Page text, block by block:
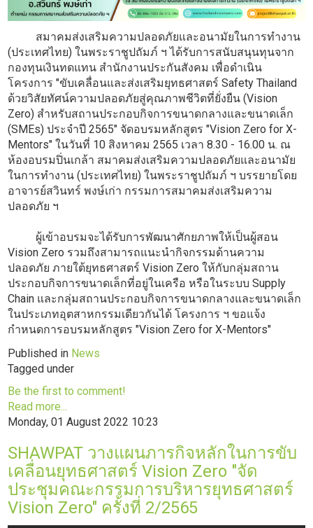
สมาคมส่งเสริมความปลอดภัยและอนามัยในการทำงาน
(ประเทศไทย) ในพระราชูปถัมภ์ ฯ ได้รับการสนับสนุนทุนจาก
กองทุนเงินทดแทน สำนักงานประกันสังคม เพื่อดำเนิน
โครงการ "ขับเคลื่อนและส่งเสริมยุทธศาสตร์ Safety Thailand
ด้วยวิสัยทัศน์ความปลอดภัยสู่คุณภาพชีวิตที่ยั่งยืน (Vision
Zero) สำหรับสถานประกอบกิจการขนาดกลางและขนาดเล็ก
(SMEs) ประจำปี 2565" จัดอบรมหลักสูตร "Vision Zero for X-
Mentors" ในวันที่ 10 สิงหาคม 2565 เวลา 8.30 - 16.00 น. ณ
ห้องอบรมปิ่นเกล้า สมาคมส่งเสริมความปลอดภัยและอนามัย
ในการทำงาน (ประเทศไทย) ในพระราชูปถัมภ์ ฯ บรรยายโดย
อาจารย์สวินทร์ พงษ์เก่า กรรมการสมาคมส่งเสริมความ
ปลอดภัย ฯ
ผู้เข้าอบรมจะได้รับการพัฒนาศักยภาพให้เป็นผู้สอน
Vision Zero รวมถึงสามารถแนะนำกิจกรรมด้านความ
ปลอดภัย ภายใต้ยุทธศาสตร์ Vision Zero ให้กับกลุ่มสถาน
ประกอบกิจการขนาดเล็กที่อยู่ในเครือ หรือในระบบ Supply
Chain และกลุ่มสถานประกอบกิจการขนาดกลางและขนาดเล็ก
ในประเภทอุตสาหกรรมเดียวกันได้ โครงการ ฯ ขอแจ้ง
กำหนดการอบรมหลักสูตร "Vision Zero for X-Mentors"
Published in News
Tagged under
Be the first to comment!
Read more...
Monday, 01 August 2022 10:23
SHAWPAT วางแผนภารกิจหลักในการขับ
เคลื่อนยุทธศาสตร์ Vision Zero "จัด
ประชุมคณะกรรมการบริหารยุทธศาสตร์
Vision Zero" ครั้งที่ 2/2565